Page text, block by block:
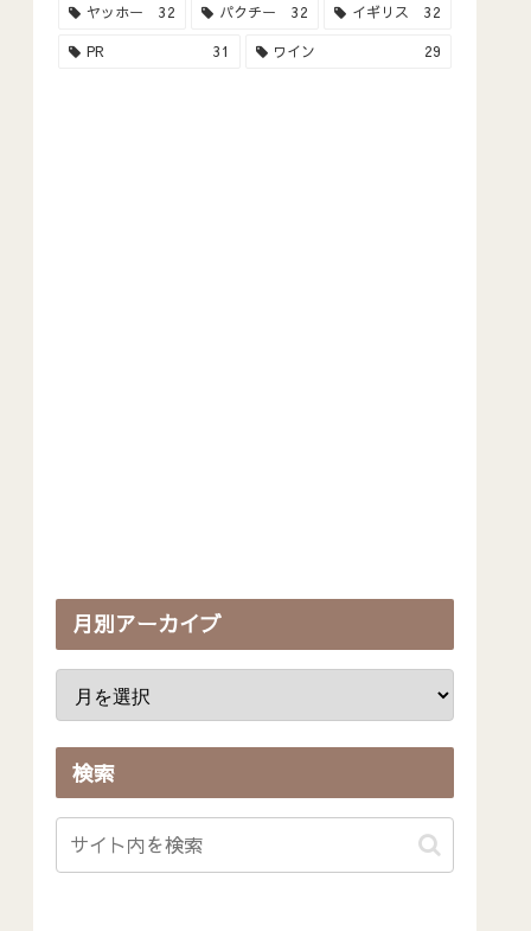
ヤッホー 32 パクチー 32 イギリス 32
PR 31 ワイン 29
月別アーカイブ
検索